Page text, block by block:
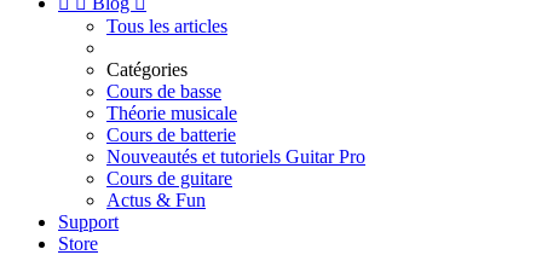
Tous les articles
Catégories
Cours de basse
Théorie musicale
Cours de batterie
Nouveautés et tutoriels Guitar Pro
Cours de guitare
Actus & Fun
Support
Store